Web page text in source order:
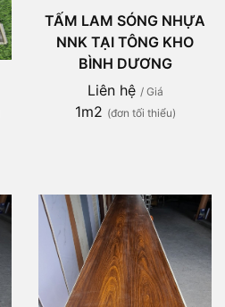
TẤM LAM SÓNG NHỰA
NNK TẠI TÔNG KHO
BÌNH DƯƠNG
Liên hệ / Giá
1m2 (đơn tối thiểu)